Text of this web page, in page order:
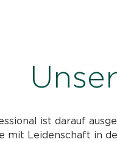
ist darauf
mit Leidenschaft in